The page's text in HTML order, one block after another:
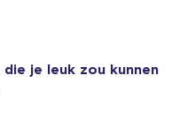
die je leuk zou kunnen